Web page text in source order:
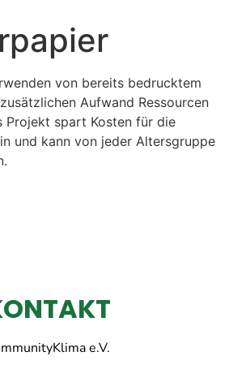
von bereits bedrucktem
Aufwand Ressourcen
Projekt spart Kosten für die
und kann von jeder Altersgruppe
e.V.